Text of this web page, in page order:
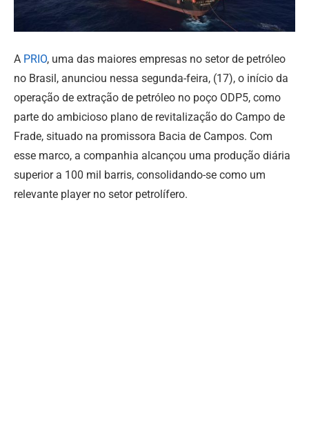
A PRIO, uma das maiores empresas no setor de petróleo
no Brasil, anunciou nessa segunda-feira, (17), o início da
operação de extração de petróleo no poço ODP5, como
parte do ambicioso plano de revitalização do Campo de
Frade, situado na promissora Bacia de Campos. Com
esse marco, a companhia alcançou uma produção diária
superior a 100 mil barris, consolidando-se como um
relevante player no setor petrolífero.